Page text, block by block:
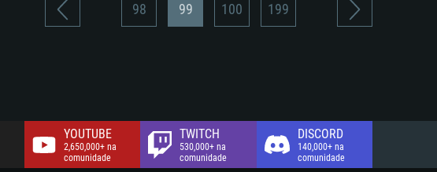
98 99 100 199
YOUTUBE
2,650,000+ na
comunidade
TWITCH
530,000+ na
comunidade
DISCORD
140,000+ na
comunidade